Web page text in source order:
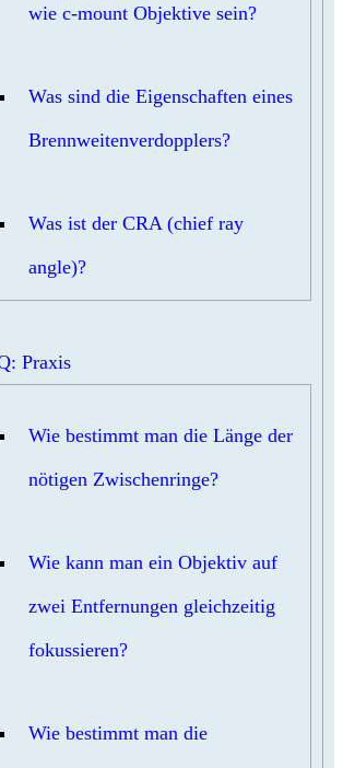
wie c-mount Objektive sein?
Was sind die Eigenschaften eines
Brennweitenverdopplers?
Was ist der CRA (chief ray
angle)?
Praxis
Wie bestimmt man die Länge der
nötigen Zwischenringe?
Wie kann man ein Objektiv auf
zwei Entfernungen gleichzeitig
fokussieren?
Wie bestimmt man die